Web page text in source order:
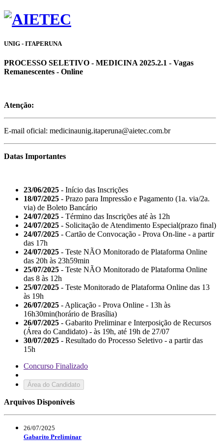
UNIG - ITAPERUNA
PROCESSO SELETIVO - MEDICINA 2025.2.1 - Vagas
Remanescentes - Online
Atenção:
E-mail oficial: medicinaunig.itaperuna@aietec.com.br
Datas Importantes
23/06/2025 - Início das Inscrições
18/07/2025 - Prazo para Impressão e Pagamento (1a. via/2a.
via) de Boleto Bancário
24/07/2025 - Término das Inscrições até às 12h
24/07/2025 - Solicitação de Atendimento Especial(prazo final)
24/07/2025 - Cartão de Convocação - Prova On-line - a partir
das 17h
24/07/2025 - Teste NÃO Monitorado de Plataforma Online
das 20h às 23h59min
25/07/2025 - Teste NÃO Monitorado de Plataforma Online
das 8 às 12h
25/07/2025 - Teste Monitorado de Plataforma Online das 13
às 19h
26/07/2025 - Aplicação - Prova Online - 13h às
16h30min(horário de Brasília)
26/07/2025 - Gabarito Preliminar e Interposição de Recursos
(Área do Candidato) - às 19h, até 19h de 27/07
30/07/2025 - Resultado do Processo Seletivo - a partir das
15h
Concurso Finalizado
Área do Candidato
Arquivos Disponíveis
26/07/2025
Gabarito Preliminar